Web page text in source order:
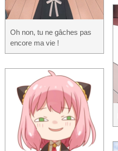
Oh non, tu ne gâches pas
encore ma vie !